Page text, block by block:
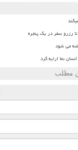
رزرو سفر در یک پنجره
می شود
نما ارایه کرد
مطلب